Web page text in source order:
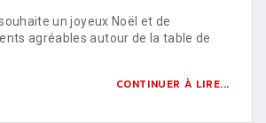
un joyeux Noël et de
agréables autour de la table de
CONTINUER À LIRE...